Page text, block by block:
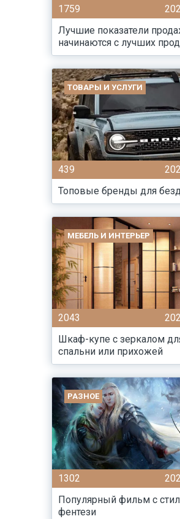
1759
Лучшие показатели
начинаются с лучших
ТОВАРЫ И УСЛУГИ
439
Топовые бренды для
МЕБЕЛЬ И ИНТЕРЬЕР
2043
Шкаф-купе с зеркалом
спальни или прихожей
РАЗНОЕ
1302
Популярный фильм с
фентези